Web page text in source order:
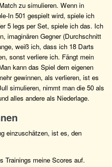
zu simulieren. Wenn in
In 501 gespielt wird, spiele ich
5 legs per Set, spiele ich das. Ich
imaginären Gegner (Durchschnitt
weiß ich, dass ich 18 Darts
sonst verliere ich. Fängt mein
kann das Spiel dem eigenen
gewinnen, als verlieren, ist es
simulieren, nimmt man die 50 als
alles andere als Niederlage.
einzuschätzen, ist es, den
Trainings meine Scores auf.